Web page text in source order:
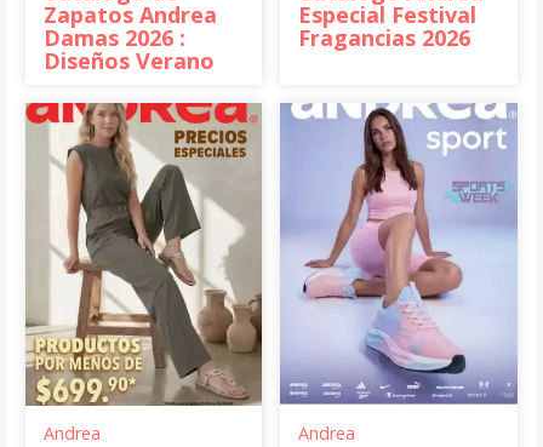
Zapatos Andrea
Damas 2026 :
Diseños Verano
Especial Festival
Fragancias 2026
Andrea Andrea